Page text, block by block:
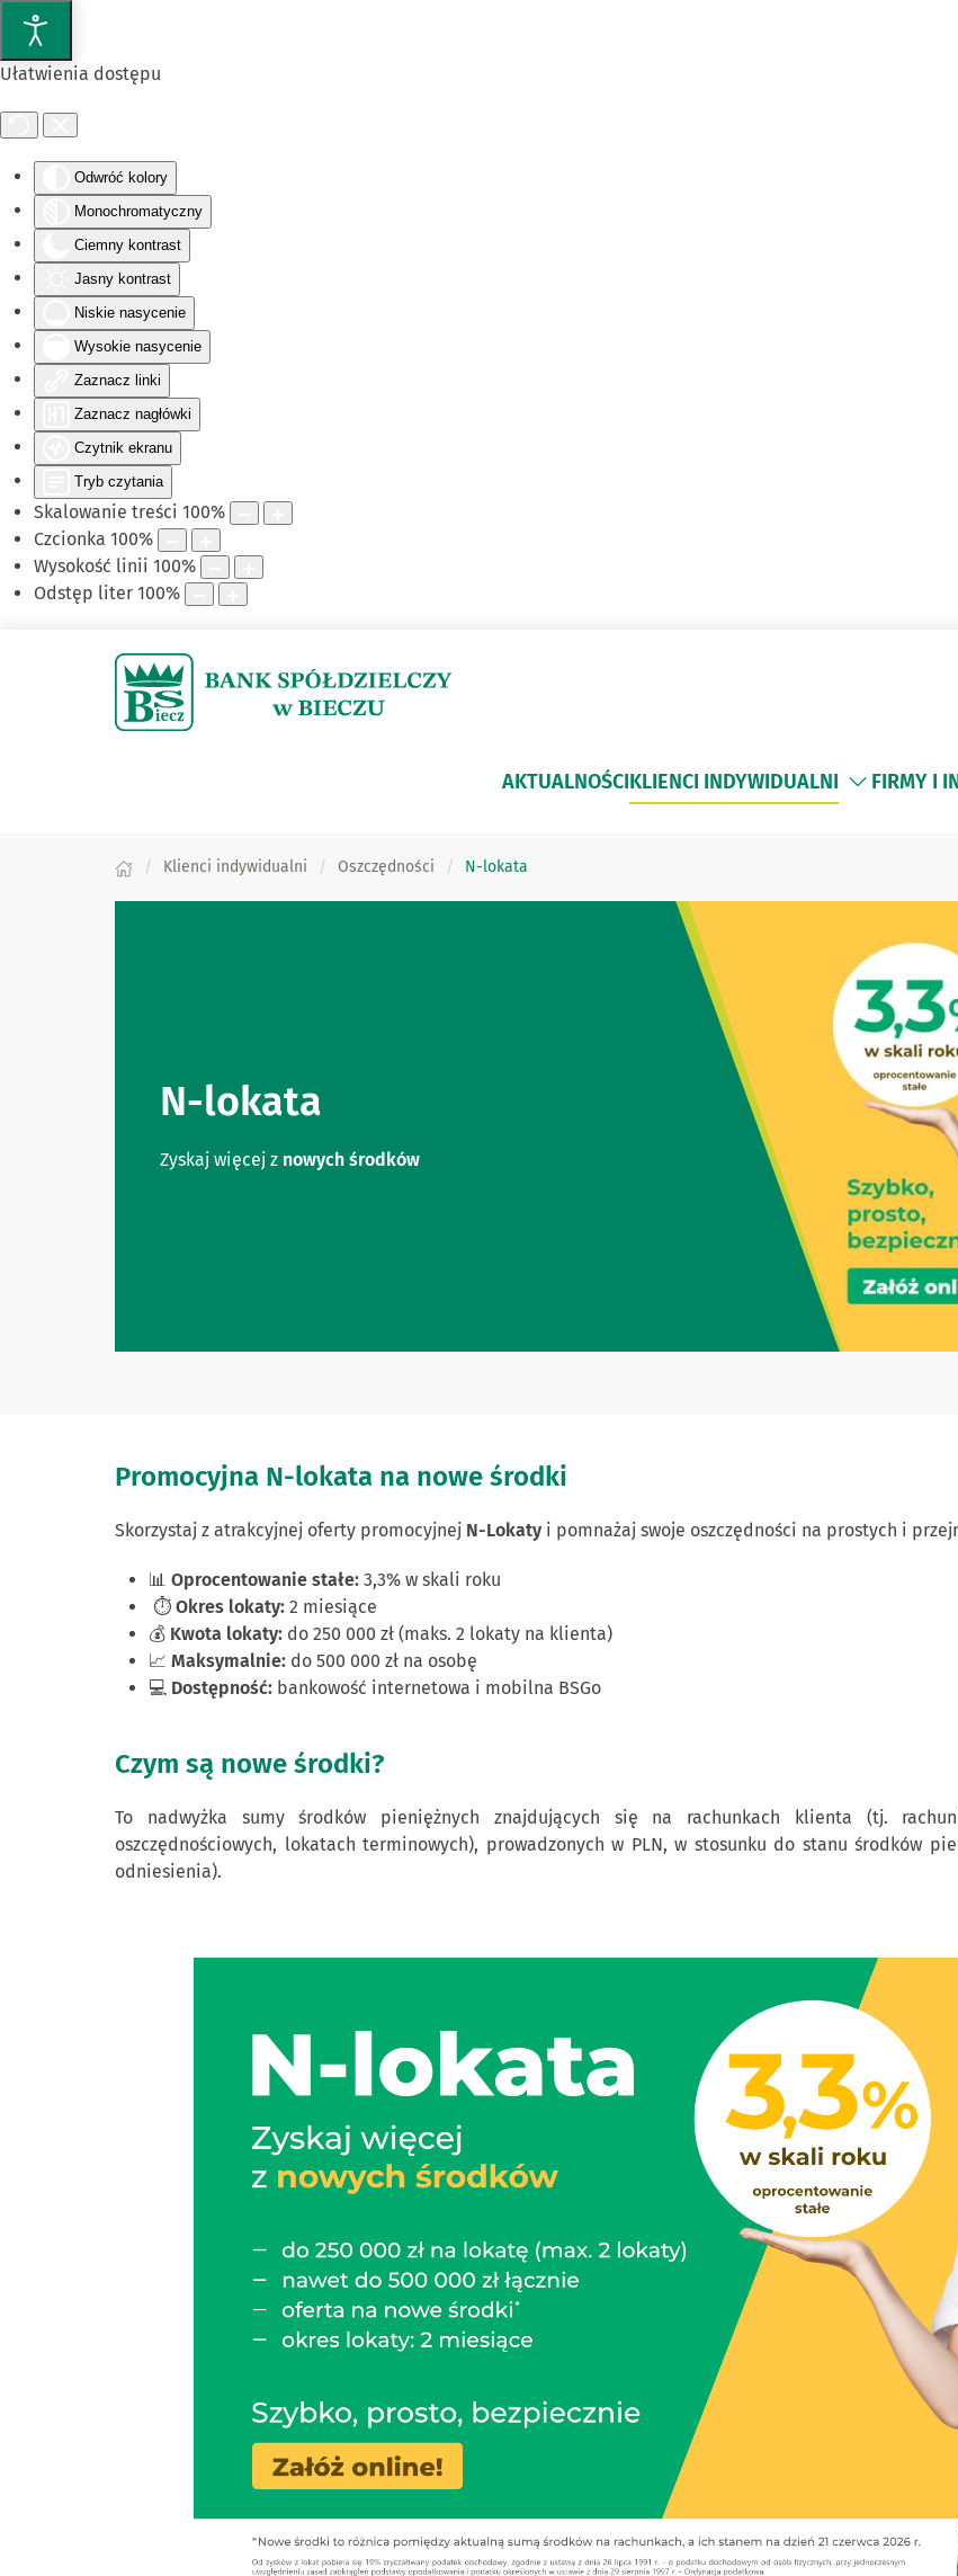
Ułatwienia dostępu
Odwróć kolory
Monochromatyczny
Ciemny kontrast
Jasny kontrast
Niskie nasycenie
Wysokie nasycenie
Zaznacz linki
Zaznacz nagłówki
Czytnik ekranu
Tryb czytania
Skalowanie treści 100%
Czcionka 100%
Wysokość linii 100%
Odstęp liter 100%
Przejdź do głównej treści
AKTUALNOŚCIKLIENCI INDYWIDUALNI FIRMY I
Klienci indywidualni Oszczędności N-lokata
N-lokata
Zyskaj więcej z nowych środków
Promocyjna N-lokata na nowe środki
Skorzystaj z atrakcyjnej oferty promocyjnej N-Lokaty i pomnażaj swoje oszczędności na prostych i
📊 Oprocentowanie stałe: 3,3% w skali roku
⏱ Okres lokaty: 2 miesiące
💰 Kwota lokaty: do 250 000 zł (maks. 2 lokaty na klienta)
📈 Maksymalnie: do 500 000 zł na osobę
💻 Dostępność: bankowość internetowa i mobilna BSGo
Czym są nowe środki?
To nadwyżka sumy środków pieniężnych znajdujących się na rachunkach klienta (tj.
oszczędnościowych, lokatach terminowych), prowadzonych w PLN, w stosunku do stanu środków
odniesienia).